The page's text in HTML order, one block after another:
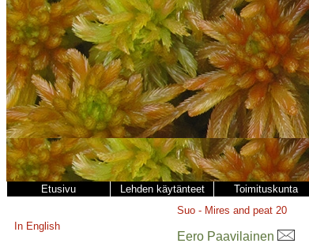
Etusivu Lehden käytänteet Toimituskunta
In English
Suo - Mires and peat 20
Eero Paavilainen